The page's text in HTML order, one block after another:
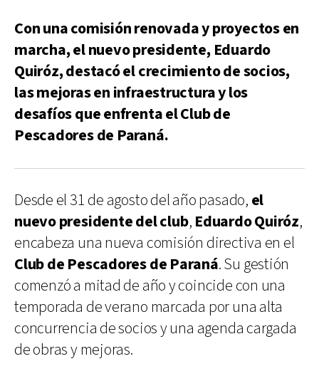
Con una comisión renovada y proyectos en
marcha, el nuevo presidente, Eduardo
Quiróz, destacó el crecimiento de socios,
las mejoras en infraestructura y los
desafíos que enfrenta el Club de
Pescadores de Paraná.
Desde el 31 de agosto del año pasado, el
nuevo presidente del club, Eduardo Quiróz,
encabeza una nueva comisión directiva en el
Club de Pescadores de Paraná. Su gestión
comenzó a mitad de año y coincide con una
temporada de verano marcada por una alta
concurrencia de socios y una agenda cargada
de obras y mejoras.